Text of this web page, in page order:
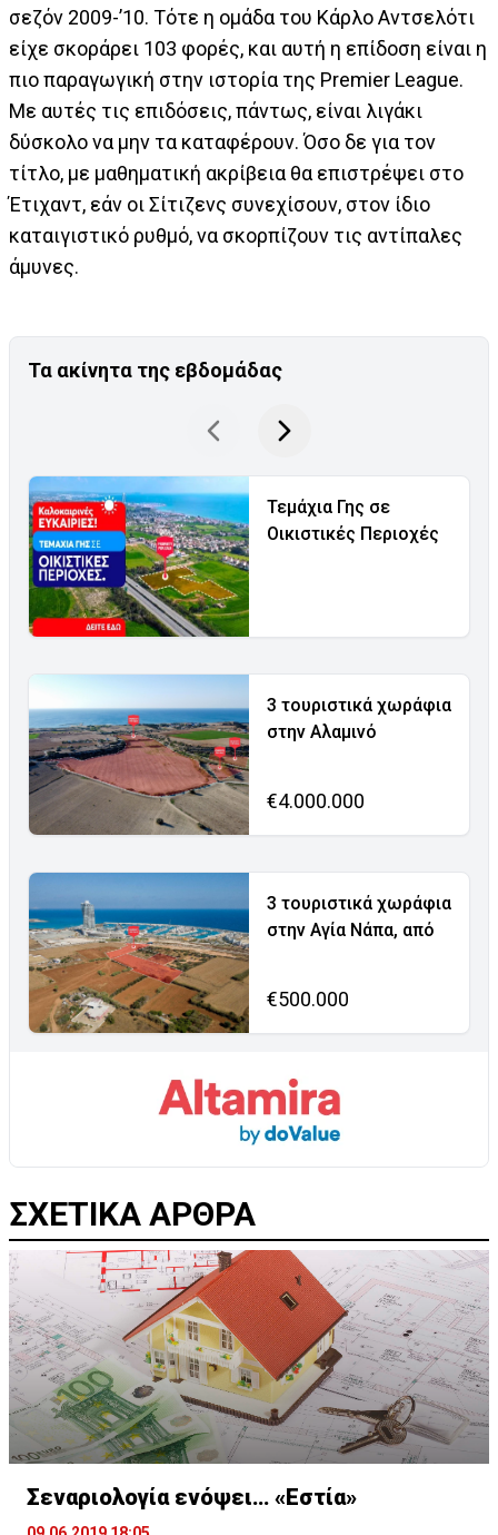
σεζόν 2009-’10. Τότε η ομάδα του Κάρλο Αντσελότι
είχε σκοράρει 103 φορές, και αυτή η επίδοση είναι η
πιο παραγωγική στην ιστορία της Premier League.
Με αυτές τις επιδόσεις, πάντως, είναι λιγάκι
δύσκολο να μην τα καταφέρουν. Όσο δε για τον
τίτλο, με μαθηματική ακρίβεια θα επιστρέψει στο
Έτιχαντ, εάν οι Σίτιζενς συνεχίσουν, στον ίδιο
καταιγιστικό ρυθμό, να σκορπίζουν τις αντίπαλες
άμυνες.
Τα ακίνητα της εβδομάδας
Τεμάχια Γης σε
Οικιστικές Περιοχές
3 τουριστικά χωράφια
στην Αλαμινό
€4.000.000
3 τουριστικά χωράφια
στην Αγία Νάπα, από
€500.000
ΣΧΕΤΙΚΑ ΑΡΘΡΑ
Σεναριολογία ενόψει… «Εστία»